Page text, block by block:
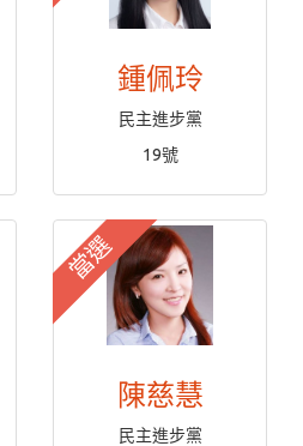
鍾佩玲
民主進步黨
19號
當選
陳慈慧
民主進步黨